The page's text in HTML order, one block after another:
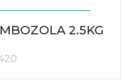
2.5KG